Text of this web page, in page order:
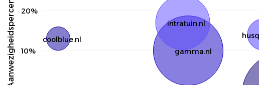
coolblue.nl
gamma.nl
intratuin.nl
10%
20%